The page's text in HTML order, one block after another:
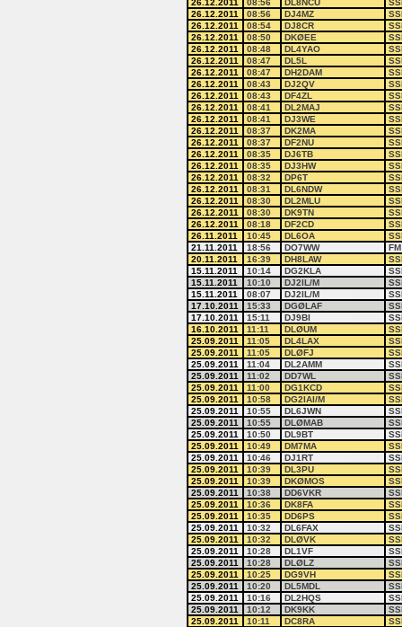
26.12.2011
08:56 DL8NCU
26.12.2011
08:56 DJ4MZ
26.12.2011
08:54 DJ8CR
26.12.2011
08:50 DKØEE
26.12.2011
08:48 DL4YAO
26.12.2011
08:47 DL5L
26.12.2011
08:47 DH2DAM
26.12.2011
08:43 DJ2QV
26.12.2011
08:43 DF4ZL
26.12.2011
08:41 DL2MAJ
26.12.2011
08:41 DJ3WE
26.12.2011
08:37 DK2MA
26.12.2011
08:37 DF2NU
26.12.2011
08:35 DJ6TB
26.12.2011
08:35 DJ3HW
26.12.2011
08:32 DP6T
26.12.2011
08:31 DL6NDW
26.12.2011
08:30 DL2MLU
26.12.2011
08:30 DK9TN
26.12.2011
08:18 DF2CD
26.11.2011
10:45 DL6OA
21.11.2011
18:56 DO7WW
FM
20.11.2011
16:39 DH8LAW
15.11.2011
10:14 DG2KLA
15.11.2011
10:10 DJ2IL/M
15.11.2011
08:07 DJ2IL/M
17.10.2011
15:33 DGØLAF
17.10.2011
15:11 DJ9BI
16.10.2011
11:11 DLØUM
25.09.2011
11:05 DL4LAX
25.09.2011
11:05 DLØFJ
25.09.2011
11:04 DL2AMM
25.09.2011
11:02 DD7WL
25.09.2011
11:00 DG1KCD
25.09.2011
10:58 DG2IAI/M
25.09.2011
10:55 DL6JWN
25.09.2011
10:55 DLØMAB
25.09.2011
10:50 DL9BT
25.09.2011
10:49 DM7MA
25.09.2011
10:46 DJ1RT
25.09.2011
10:39 DL3PU
25.09.2011
10:39 DKØMOS
25.09.2011
10:38 DD6VKR
25.09.2011
10:36 DK8FA
25.09.2011
10:35 DD6PS
25.09.2011
10:32 DL6FAX
25.09.2011
10:32 DLØVK
25.09.2011
10:28 DL1VF
25.09.2011
10:28 DLØLZ
25.09.2011
10:25 DG9VH
25.09.2011
10:20 DL5MDL
25.09.2011
10:16 DL2HQS
25.09.2011
10:12 DK9KK
25.09.2011
10:11 DC8RA